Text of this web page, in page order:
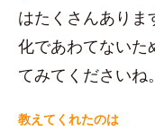
はたくさんあり
化であわてないた
てみてくださいね。
教えてくれたのは